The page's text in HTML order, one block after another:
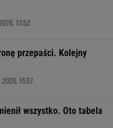
12:52
przepaści. Kolejny
2026, 15:57
wszystko. Oto tabela